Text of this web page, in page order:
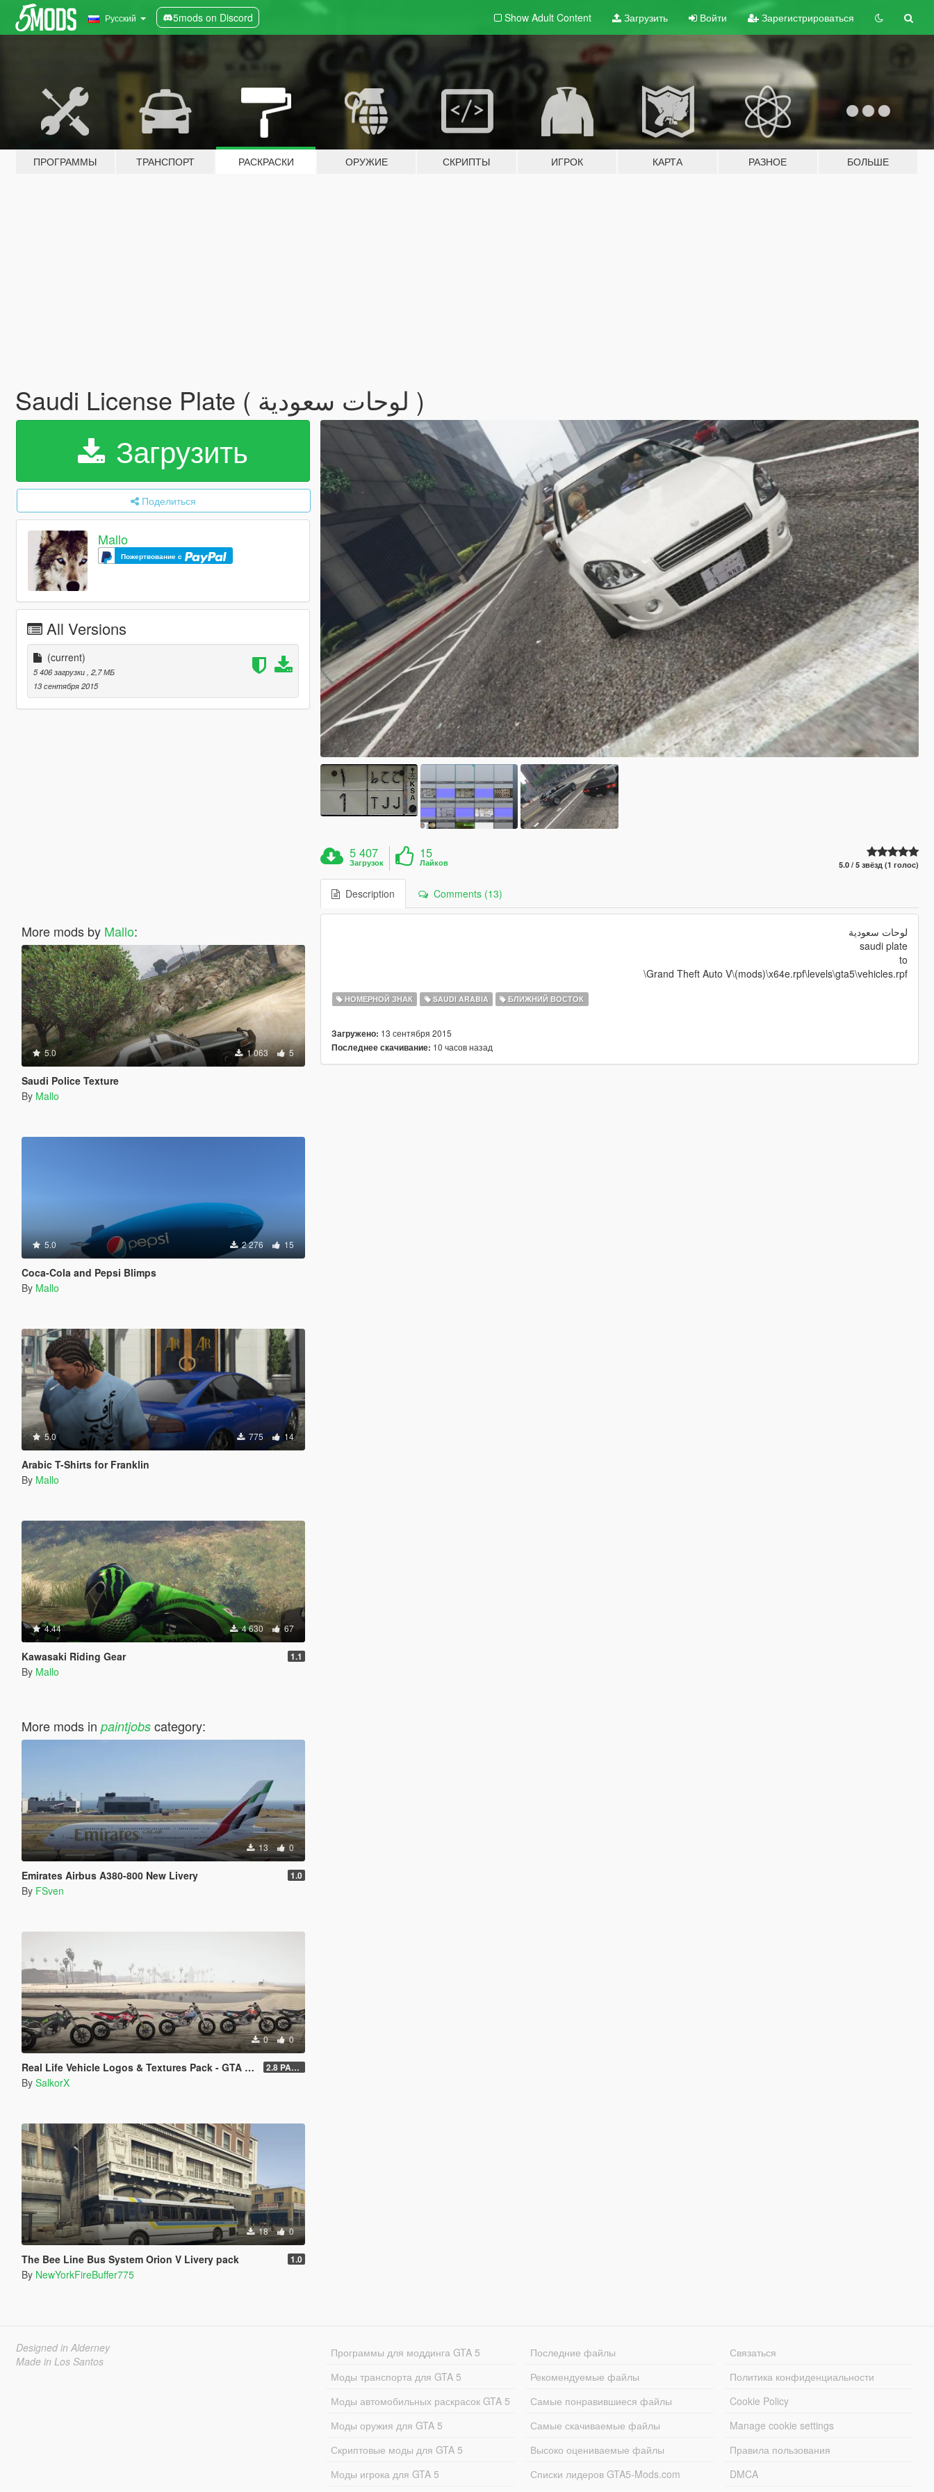
Русский 5mods on Discord Show Adult Content Загрузить Войти Зарегистрироваться
ПРОГРАММЫ ТРАНСПОРТ РАСКРАСКИ ОРУЖИЕ СКРИПТЫ ИГРОК КАРТА РАЗНОЕ БОЛЬШЕ
Saudi License Plate ( لوحات سعودية )
Загрузить
Поделиться
Mallo
Пожертвование с
All Versions
(current)
5 406 загрузки , 2,7 МБ
13 сентября 2015
More mods by Mallo:
5.0 1 063 5
Saudi Police Texture
By Mallo
5.0 2 276 15
Coca-Cola and Pepsi Blimps
By Mallo
5.0 775 14
Arabic T-Shirts for Franklin
By Mallo
4.44 4 630 67
Kawasaki Riding Gear 1.1
By Mallo
More mods in paintjobscategory:
13 0
Emirates Airbus A380-800 New Livery 1.0
By FSven
0 0
Real Life Vehicle Logos & Textures Pack - GTA V Enhanced 2.8 PART 1
By SalkorX
18 0
The Bee Line Bus System Orion V Livery pack 1.0
By NewYorkFireBuffer775
5 407
Загрузок
15
Лайков 5.0 / 5 звёзд (1 голос)
Description Comments (13)
لوحات سعودية
saudi plate
to
Grand Theft Auto V\(mods)\x64e.rpf\levels\gta5\vehicles.rpf\
НОМЕРНОЙ ЗНАК SAUDI ARABIA БЛИЖНИЙ ВОСТОК
Загружено: 13 сентября 2015
Последнее скачивание: 10 часов назад
Designed in Alderney
Made in Los Santos
Программы для моддинга GTA 5
Моды транспорта для GTA 5
Моды автомобильных раскрасок GTA 5
Моды оружия для GTA 5
Скриптовые моды для GTA 5
Моды игрока для GTA 5
Последние файлы
Рекомендуемые файлы
Самые понравившиеся файлы
Самые скачиваемые файлы
Высоко оцениваемые файлы
Списки лидеров GTA5-Mods.com
Связаться
Политика конфиденциальности
Cookie Policy
Manage cookie settings
Правила пользования
DMCA